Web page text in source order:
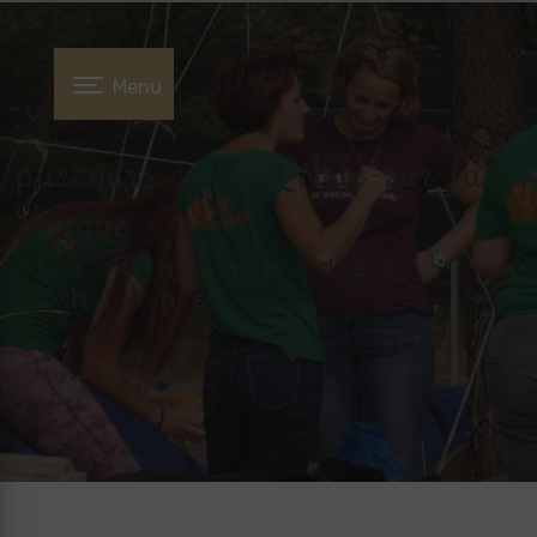
Menu
parcours canin L'Isle-sur-la-
Sorgue
Le Champ des
Chiens